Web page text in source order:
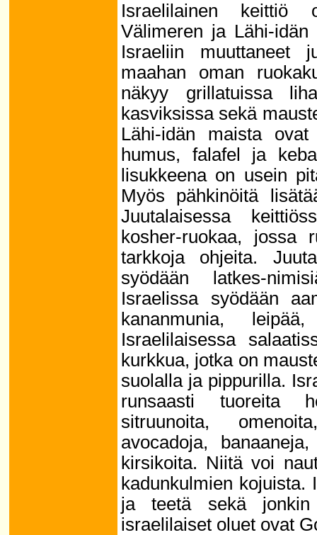
Israelilainen keittiö
Välimeren ja Lähi-
Israeliin muuttaneet
maahan oman
näkyy grillatuissa
kasviksissa sekä
Lähi-idän maista
humus, falafel ja
lisukkeena on usein
Myös pähkinöitä
Juutalaisessa
kosher-ruokaa, jossa
tarkkoja ohjeita.
syödään latkes-
Israelissa syödään
kananmunia,
Israelilaisessa
kurkkua, jotka on
suolalla ja pippurilla.
runsaasti tuoreita
sitruunoita,
avocadoja,
kirsikoita. Niitä voi
kadunkulmien kojuista.
ja teetä sekä jonkin
israelilaiset oluet ovat